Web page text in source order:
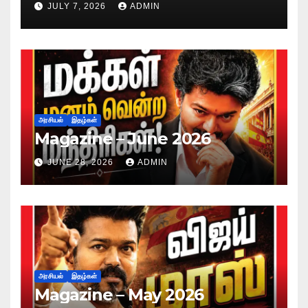
JULY 7, 2026 ADMIN
அரசியல் இதழ்கள்
Magazine – June 2026
JUNE 28, 2026 ADMIN
அரசியல் இதழ்கள்
Magazine – May 2026